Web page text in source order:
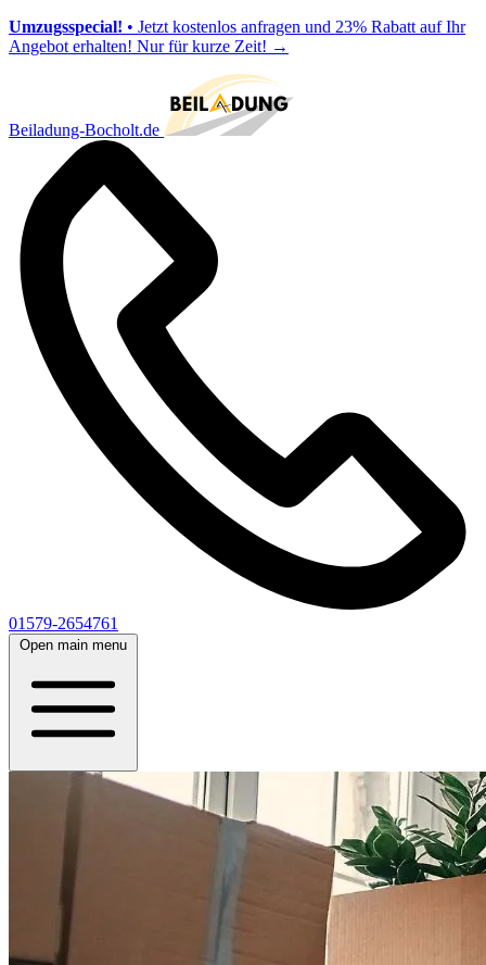
Umzugsspecial! • Jetzt kostenlos anfragen und 23% Rabatt auf Ihr
Angebot erhalten! Nur für kurze Zeit! →
Beiladung-Bocholt.de
01579-2654761
Open main menu